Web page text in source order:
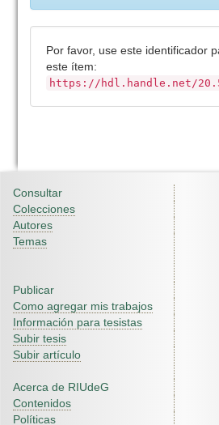
Por favor, use este identificador
este ítem:
https://hdl.handle.net/
Consultar
Colecciones
Autores
Temas
Publicar
Como agregar mis trabajos
Información para tesistas
Subir tesis
Subir artículo
Acerca de RIUdeG
Contenidos
Políticas